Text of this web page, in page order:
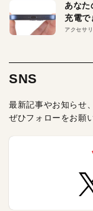
あなた
充電で
アクセサリ
SNS
最新記事やお知らせ
ぜひフォローをお願